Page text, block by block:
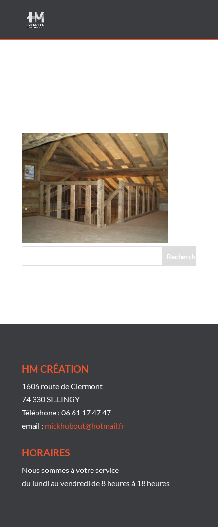
HM CRÉATION
1606 route de Clermont
74 330 SILLINGY
Téléphone : 06 61 17 47 47
email : mickhubout@hotmail.fr
HORAIRES
Nous sommes à votre service
du lundi au vendredi de 8 heures à 18 heures